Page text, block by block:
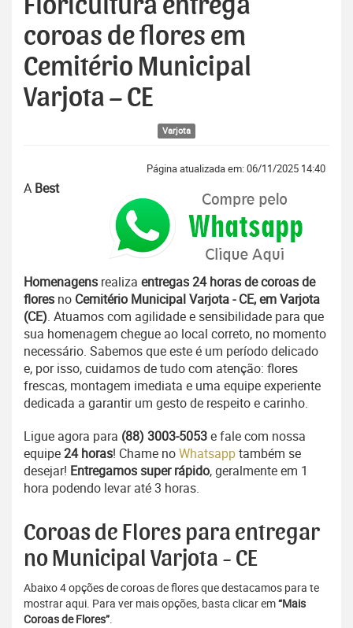
Floricultura entrega
coroas de flores em
Cemitério Municipal
Varjota – CE
Varjota
Página atualizada em: 06/11/2025 14:40
A Best
Homenagens realiza entregas 24 horas de coroas de
flores no Cemitério Municipal Varjota - CE, em Varjota
(CE). Atuamos com agilidade e sensibilidade para que
sua homenagem chegue ao local correto, no momento
necessário. Sabemos que este é um período delicado
e, por isso, cuidamos de tudo com atenção: flores
frescas, montagem imediata e uma equipe experiente
dedicada a garantir um gesto de respeito e carinho.
Ligue agora para (88) 3003-5053e fale com nossa
equipe24 horas! Chame noWhatsapptambém se
desejar! Entregamos super rápido, geralmente em 1
hora podendo levar até 3 horas.
Coroas de Flores para entregar
no Municipal Varjota - CE
Abaixo 4 opções de coroas de flores que destacamos para te
mostrar aqui. Para ver mais opções, basta clicar em“Mais
Coroas de Flores”.